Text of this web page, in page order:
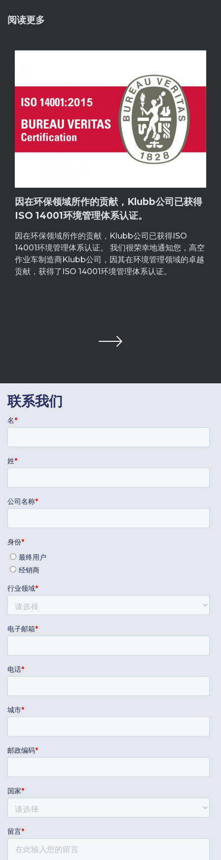
阅读更多
因在环保领域所作的贡献，Klubb公司已获得
ISO 14001环境管理体系认证。
因在环保领域所作的贡献，Klubb公司已获得ISO
14001环境管理体系认证。 我们很荣幸地通知您，高空
作业车制造商Klubb公司，因其在环境管理领域的卓越
贡献，获得了ISO 14001环境管理体系认证。
联系我们